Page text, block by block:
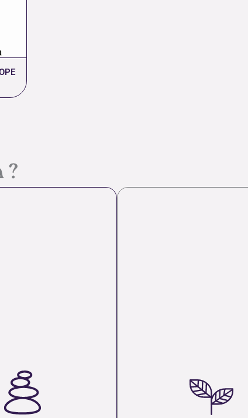
EN LITHOTHÉRAPIE :
de plus de deux
vous partage son savoir
Nous sélectionnons
minéraux pour vous offrir des
naturelles, non traitées et chargées